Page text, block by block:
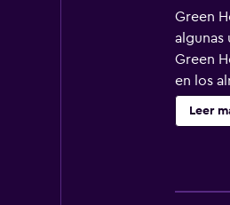
Green
algunas
Green
en los
traslado
Leer